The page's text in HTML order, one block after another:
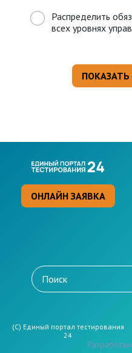
Распределить
всех уровнях
ОНЛАЙН ЗАЯВКА
(C) Единый портал тестирования
24